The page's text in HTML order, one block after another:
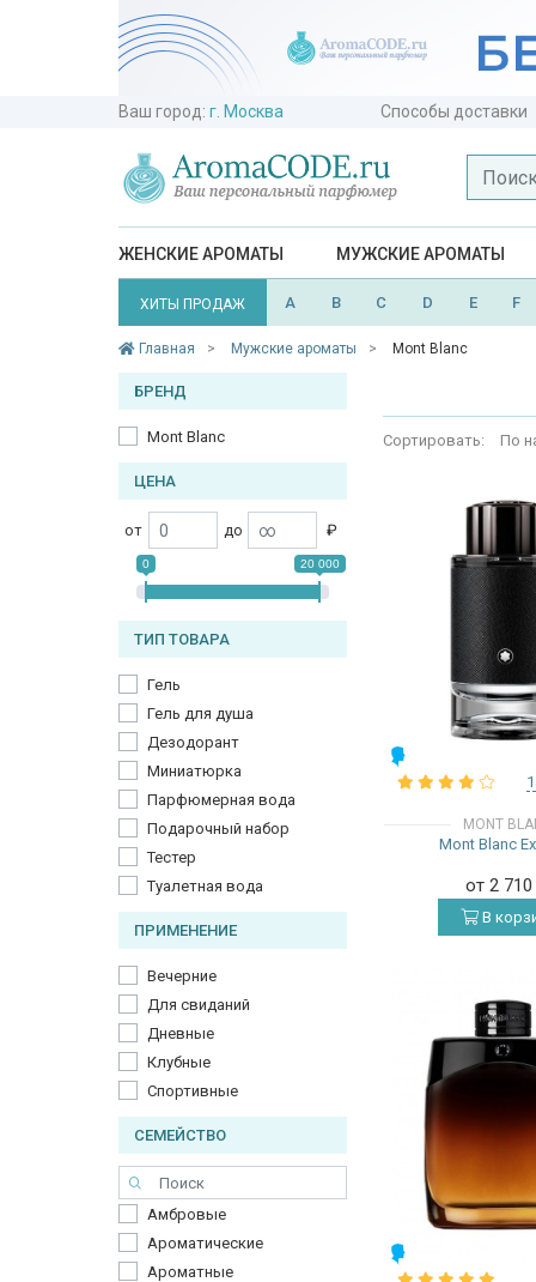
Ваш город: г. Москва Способы доставки
ЖЕНСКИЕ АРОМАТЫ МУЖСКИЕ АРОМАТЫ
ХИТЫ ПРОДАЖ A B C D E F
Главная Мужские ароматы Mont Blanc
БРЕНД
Mont Blanc
ЦЕНА
от до ₽
0 20 000
ТИП ТОВАРА
Гель
Гель для душа
Дезодорант
Миниатюрка
Парфюмерная вода
Подарочный набор
Тестер
Туалетная вода
ПРИМЕНЕНИЕ
Вечерние
Для свиданий
Дневные
Клубные
Спортивные
СЕМЕЙСТВО
Амбровые
Ароматические
Ароматные
Сортировать: По
MONT
Mont Blanc
от 2
В